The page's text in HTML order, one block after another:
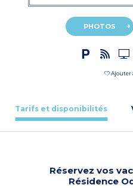
PHOTOS
Ajouter
Tarifs et disponibilités
Réservez vos
Résidence